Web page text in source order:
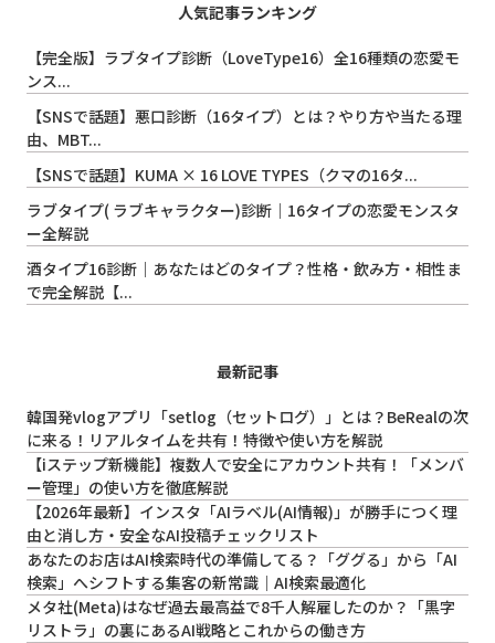
人気記事ランキング
【完全版】ラブタイプ診断（LoveType16）全16種類の恋愛モ
ンス...
【SNSで話題】悪口診断（16タイプ）とは？やり方や当たる理
由、MBT...
【SNSで話題】KUMA × 16 LOVE TYPES（クマの16タ...
ラブタイプ( ラブキャラクター)診断｜16タイプの恋愛モンスタ
ー全解説
酒タイプ16診断｜あなたはどのタイプ？性格・飲み方・相性ま
で完全解説【...
最新記事
韓国発vlogアプリ「setlog（セットログ）」とは？BeRealの次
に来る！リアルタイムを共有！特徴や使い方を解説
【iステップ新機能】複数人で安全にアカウント共有！「メンバ
ー管理」の使い方を徹底解説
【2026年最新】インスタ「AIラベル(AI情報)」が勝手につく理
由と消し方・安全なAI投稿チェックリスト
あなたのお店はAI検索時代の準備してる？「ググる」から「AI
検索」へシフトする集客の新常識｜AI検索最適化
メタ社(Meta)はなぜ過去最高益で8千人解雇したのか？「黒字
リストラ」の裏にあるAI戦略とこれからの働き方